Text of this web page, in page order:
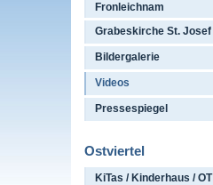
Fronleichnam
Grabeskirche St. Josef
Bildergalerie
Videos
Pressespiegel
Ostviertel
KiTas / Kinderhaus / OT